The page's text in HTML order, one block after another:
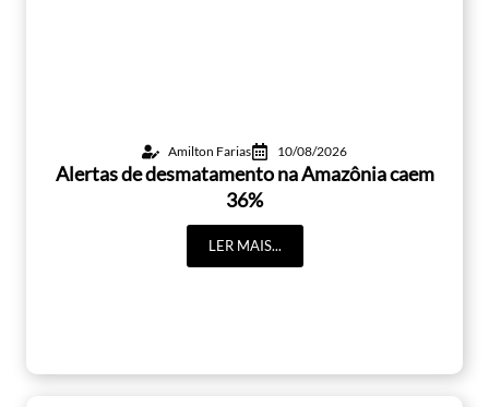
Amilton Farias 10/08/2026
Alertas de desmatamento na Amazônia caem
36%
LER MAIS...